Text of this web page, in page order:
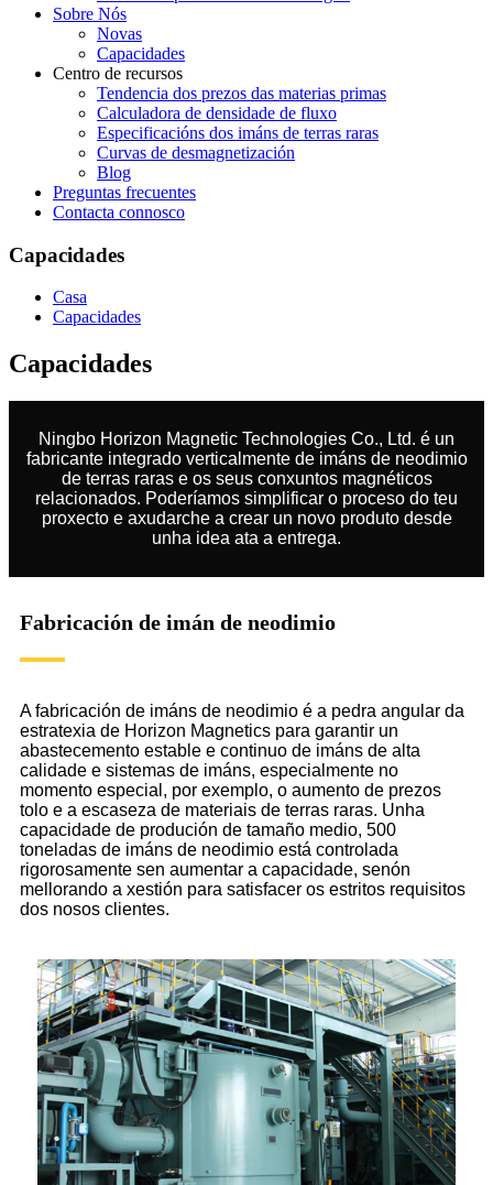
Sobre Nós
Novas
Capacidades
Centro de recursos
Tendencia dos prezos das materias primas
Calculadora de densidade de fluxo
Especificacións dos imáns de terras raras
Curvas de desmagnetización
Blog
Preguntas frecuentes
Contacta connosco
Capacidades
Casa
Capacidades
Capacidades
Ningbo Horizon Magnetic Technologies Co., Ltd. é un
fabricante integrado verticalmente de imáns de neodimio
de terras raras e os seus conxuntos magnéticos
relacionados. Poderíamos simplificar o proceso do teu
proxecto e axudarche a crear un novo produto desde
unha idea ata a entrega.
Fabricación de imán de neodimio
A fabricación de imáns de neodimio é a pedra angular da
estratexia de Horizon Magnetics para garantir un
abastecemento estable e continuo de imáns de alta
calidade e sistemas de imáns, especialmente no
momento especial, por exemplo, o aumento de prezos
tolo e a escaseza de materiais de terras raras. Unha
capacidade de produción de tamaño medio, 500
toneladas de imáns de neodimio está controlada
rigorosamente sen aumentar a capacidade, senón
mellorando a xestión para satisfacer os estritos requisitos
dos nosos clientes.